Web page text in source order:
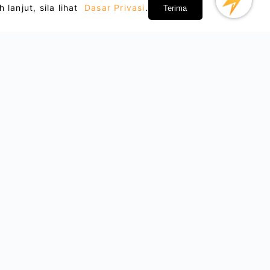
lanjut, sila lihat Dasar Privasi. Terima